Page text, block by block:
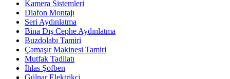
Kamera Sistemleri
Diafon Montajı
Seri Aydınlatma
Bina Dış Cephe Aydınlatma
Buzdolabı Tamiri
Çamaşır Makinesi Tamiri
Mutfak Tadilatı
İhlas Şofben
Gülnar Elektrikçi